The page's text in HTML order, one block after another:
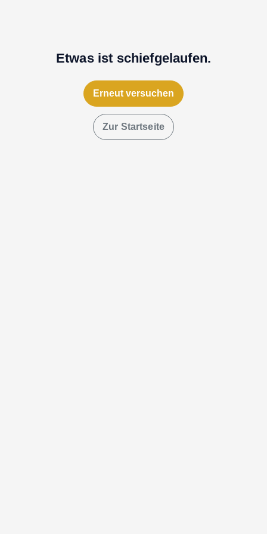
Etwas ist schiefgelaufen.
Erneut versuchen
Zur Startseite